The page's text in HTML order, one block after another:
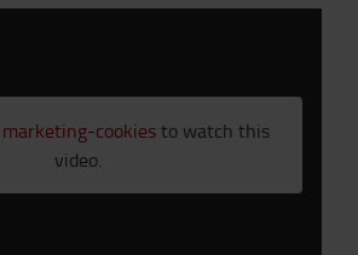
cookiesto watch this
video.